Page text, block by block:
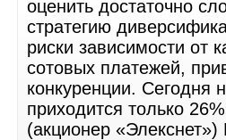
оценить достаточно
стратегию
риски зависимости от
сотовых платежей,
конкуренции. Сегодня
приходится только
(акционер